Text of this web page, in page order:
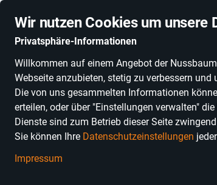
Wir nutzen Cookies um unsere
Privatsphäre-Informationen
Willkommen auf einem Angebot der
Webseite anzubieten, stetig zu verbessern
Die von uns gesammelten Informationen
erteilen, oder über "Einstellungen verwalten"
Dienste sind zum Betrieb dieser Seite
Sie können Ihre Datenschutzeinstellungen
Impressum
PRODUKTKATEGORIEN SONNENGLAS®